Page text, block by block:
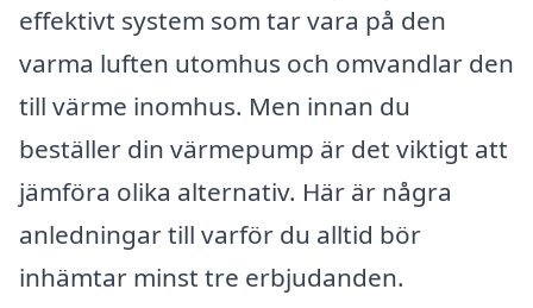
effektivt system som tar vara på den
varma luften utomhus och omvandlar den
till värme inomhus. Men innan du
beställer din värmepump är det viktigt att
jämföra olika alternativ. Här är några
anledningar till varför du alltid bör
inhämtar minst tre erbjudanden.